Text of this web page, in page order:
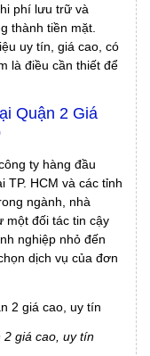
phí lưu trữ và
thành tiền mặt.
uy tín, giá cao, có
là điều cần thiết để
Quận 2 Giá
ty hàng đầu
TP. HCM và các tỉnh
ngành, nhà
một đối tác tin cậy
nghiệp nhỏ đến
dịch vụ của đơn
2 giá cao, uy tín